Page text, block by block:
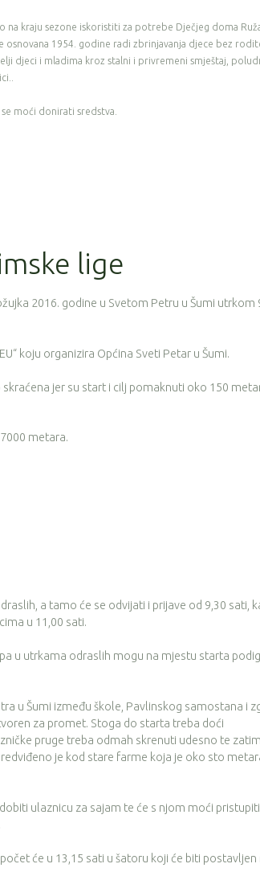
kraju sezone iskoristiti za potrebe Dječjeg doma
1954. godine radi zbrinjavanja djece bez
djeci i mladima kroz stalni i privremeni smještaj,
moći donirati sredstva.
lige
2016. godine u Svetom Petru u Šumi utrkom
koju organizira Općina Sveti Petar u Šumi.
jer su start i cilj pomaknuti oko 150
metara.
a tamo će se odvijati i prijave od 9,30 sati,
u 11,00 sati.
u utrkama odraslih mogu na mjestu starta
u Šumi između škole, Pavlinskog samostana i
za promet. Stoga do starta treba doći
pruge treba odmah skrenuti udesno te
je kod stare farme koja je oko sto
ulaznicu za sajam te će s njom moći pristupiti
će u 13,15 sati u šatoru koji će biti postavljen